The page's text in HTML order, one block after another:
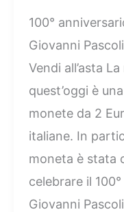
100°
Giovanni
Vendi all’asta
quest’oggi è
monete da 2
italiane. In
moneta è stata
celebrare il
Giovanni